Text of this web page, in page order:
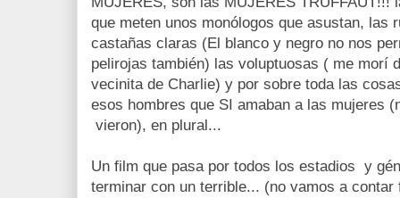
que meten unos monólogos que asustan, las
castañas claras (El blanco y negro no nos
pelirojas también) las voluptuosas ( me morí
vecinita de Charlie) y por sobre toda las
esos hombres que SI amaban a las mujeres
vieron), en plural...
Un film que pasa por todos los estadios y
terminar con un terrible... (no vamos a